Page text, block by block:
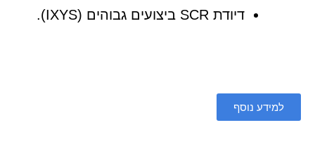
דיודת SCR ביצועים גבוהים (IXYS).
למידע נוסף